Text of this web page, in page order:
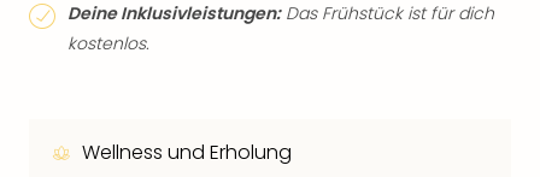
Deine Inklusivleistungen:Das Frühstück ist für dich
kostenlos.
Wellness und Erholung